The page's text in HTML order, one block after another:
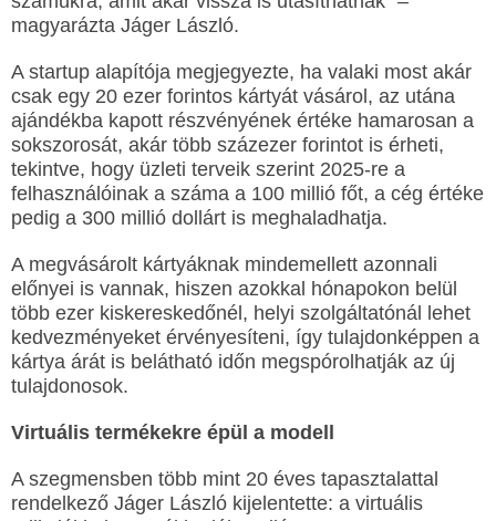
magyarázta Jáger László.
A startup alapítója megjegyezte, ha valaki most akár
csak egy 20 ezer forintos kártyát vásárol, az utána
ajándékba kapott részvényének értéke hamarosan a
sokszorosát, akár több százezer forintot is érheti,
tekintve, hogy üzleti terveik szerint 2025-re a
felhasználóinak a száma a 100 millió főt, a cég értéke
pedig a 300 millió dollárt is meghaladhatja.
A megvásárolt kártyáknak mindemellett azonnali
előnyei is vannak, hiszen azokkal hónapokon belül
több ezer kiskereskedőnél, helyi szolgáltatónál lehet
kedvezményeket érvényesíteni, így tulajdonképpen a
kártya árát is belátható időn megspórolhatják az új
tulajdonosok.
Virtuális termékekre épül a modell
A szegmensben több mint 20 éves tapasztalattal
rendelkező Jáger László kijelentette: a virtuális